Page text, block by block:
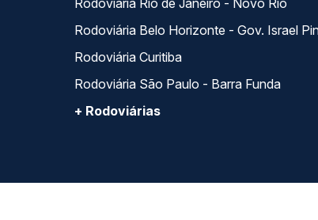
Rodoviária Rio de Janeiro - Novo Rio
Rodoviária Belo Horizonte - Gov. Israel
Rodoviária Curitiba
Rodoviária São Paulo - Barra Funda
+ Rodoviárias